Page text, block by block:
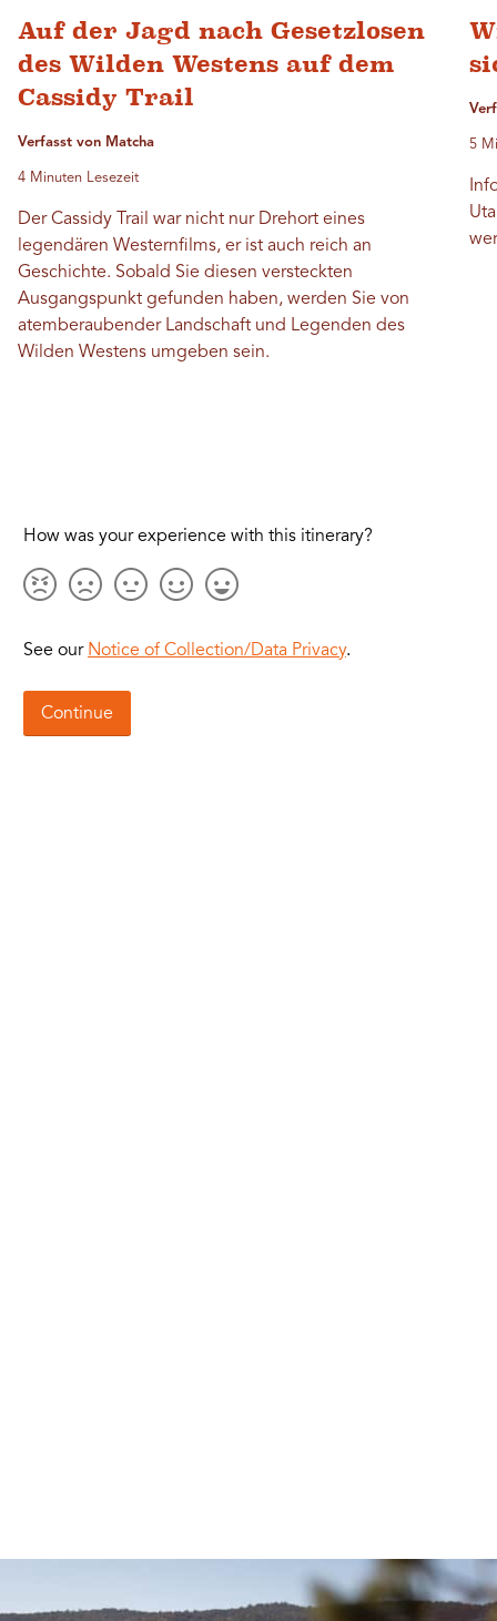
Auf der Jagd nach Gesetzlosen
des Wilden Westens auf dem
Cassidy Trail
Verfasst von Matcha
4 Minuten Lesezeit
Der Cassidy Trail war nicht nur Drehort eines
legendären Westernfilms, er ist auch reich an
Geschichte. Sobald Sie diesen versteckten
Ausgangspunkt gefunden haben, werden Sie von
atemberaubender Landschaft und Legenden des
Wilden Westens umgeben sein.
5